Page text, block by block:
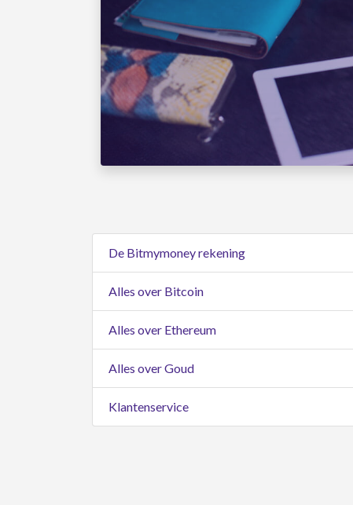
De Bitmymoney rekening
Alles over Bitcoin
Alles over Ethereum
Alles over Goud
Klantenservice